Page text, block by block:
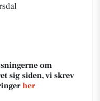
om
sig siden, vi skrev
her